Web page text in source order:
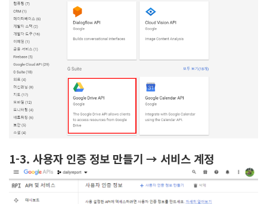
1-3. 사용자 인증 정보 만들기 → 서비스 계정